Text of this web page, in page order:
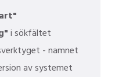
i sökfältet
- namnet
av systemet